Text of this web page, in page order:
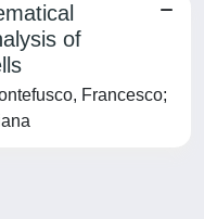
of
Francesco;